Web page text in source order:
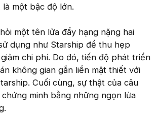
một bậc độ lớn.
một tên lửa đẩy hạng nặng hai
dụng như Starship để thu hẹp
chi phí. Do đó, tiến độ phát triển
không gian gắn liền mật thiết với
Cuối cùng, sự thật của câu
minh bằng những ngọn lửa